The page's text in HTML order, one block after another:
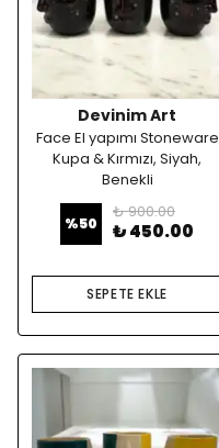
Devinim Art
Face El yapımı Stoneware
Kupa & Kırmızı, Siyah,
Benekli
%50
₺ 900.00
₺ 450.00
SEPETE EKLE